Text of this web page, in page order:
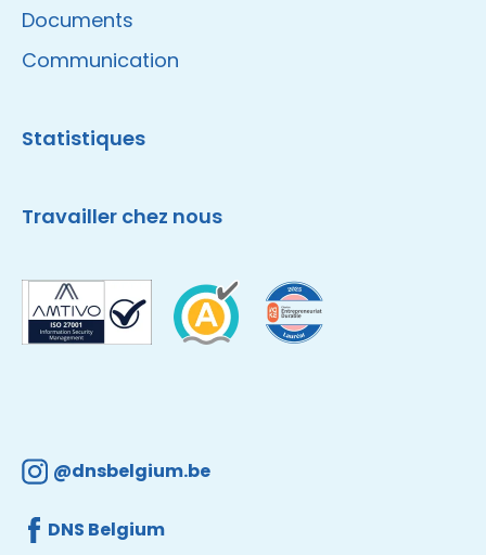
Documents
Communication
Statistiques
Travailler chez nous
@dnsbelgium.be
DNS Belgium